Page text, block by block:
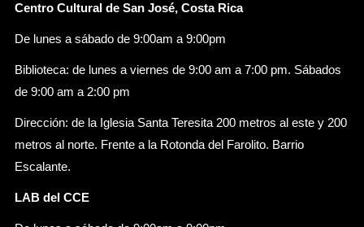
Centro Cultural de San José, Costa Rica
De lunes a sábado de 9:00am a 9:00pm
Biblioteca: de lunes a viernes de 9:00 am a 7:00 pm. Sábados
de 9:00 am a 2:00 pm
Dirección: de la Iglesia Santa Teresita 200 metros al este y 200
metros al norte. Frente a la Rotonda del Farolito. Barrio
Escalante.
LAB del CCE